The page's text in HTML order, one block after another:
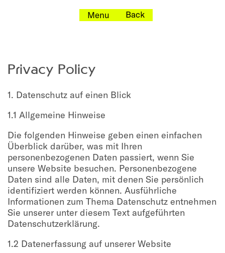
Menu Back
Privacy Policy
1. Datenschutz auf einen Blick
1.1 Allgemeine Hinweise
Die folgenden Hinweise geben einen einfachen
Überblick darüber, was mit Ihren
personenbezogenen Daten passiert, wenn Sie
unsere Website besuchen. Personenbezogene
Daten sind alle Daten, mit denen Sie persönlich
identifiziert werden können. Ausführliche
Informationen zum Thema Datenschutz entnehmen
Sie unserer unter diesem Text aufgeführten
Datenschutzerklärung.
1.2 Datenerfassung auf unserer Website